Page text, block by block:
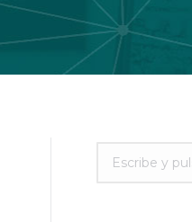
Buscar: